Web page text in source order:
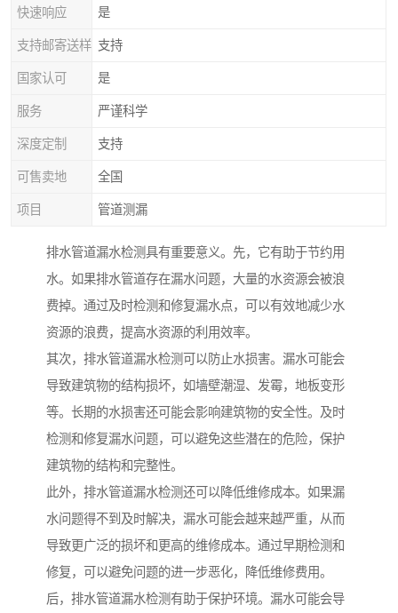
快速响应 是
支持邮寄送样 支持
国家认可 是
服务 严谨科学
深度定制 支持
可售卖地 全国
项目 管道测漏
排水管道漏水检测具有重要意义。先，它有助于节约用
水。如果排水管道存在漏水问题，大量的水资源会被浪
费掉。通过及时检测和修复漏水点，可以有效地减少水
资源的浪费，提高水资源的利用效率。
其次，排水管道漏水检测可以防止水损害。漏水可能会
导致建筑物的结构损坏，如墙壁潮湿、发霉，地板变形
等。长期的水损害还可能会影响建筑物的安全性。及时
检测和修复漏水问题，可以避免这些潜在的危险，保护
建筑物的结构和完整性。
此外，排水管道漏水检测还可以降低维修成本。如果漏
水问题得不到及时解决，漏水可能会越来越严重，从而
导致更广泛的损坏和更高的维修成本。通过早期检测和
修复，可以避免问题的进一步恶化，降低维修费用。
后，排水管道漏水检测有助于保护环境。漏水可能会导